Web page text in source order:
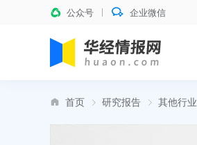
公众号 企业微信
首页 研究报告 其他行业